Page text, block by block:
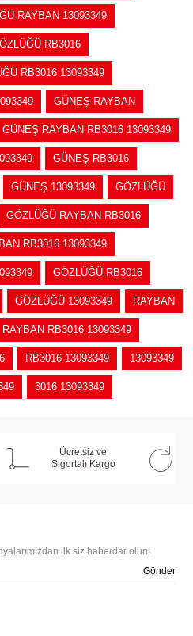
RAYBAN 13093349
RB3016
RB3016 13093349
GÜNEŞ RAYBAN
GÜNEŞ RAYBAN RB3016 13093349
GÜNEŞ RB3016
GÜNEŞ 13093349 GÖZLÜĞÜ
GÖZLÜĞÜ RAYBAN RB3016
RB3016 13093349
GÖZLÜĞÜ RB3016
GÖZLÜĞÜ 13093349 RAYBAN
RAYBAN RB3016 13093349
RB3016 13093349 13093349
3016 13093349
Ücretsiz ve
Sigortalı Kargo
ilk siz haberdar olun!
Gönder